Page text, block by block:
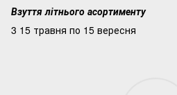
Взуття літнього асортименту
3 15 травня по 15 вересня